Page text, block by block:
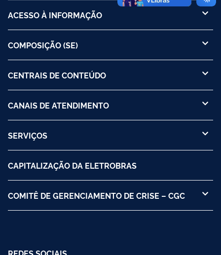
ACESSO À INFORMAÇÃO
COMPOSIÇÃO (SE)
CENTRAIS DE CONTEÚDO
CANAIS DE ATENDIMENTO
SERVIÇOS
CAPITALIZAÇÃO DA ELETROBRAS
COMITÊ DE GERENCIAMENTO DE CRISE – CGC